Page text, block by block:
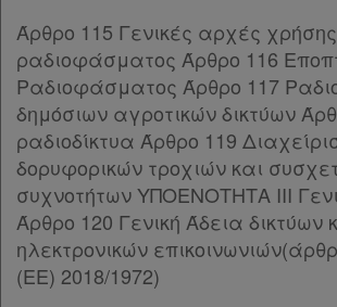
Παρ.2
Παρ.3
Παρ.4
Παρ.5
Παρ.6
Άρθρο 65
Άρθρο 66 [-]
Παρ.1
Παρ.2
Άρθρο 67
Άρθρο 115 Γενικές αρχές χρήσης
ραδιοφάσματος Άρθρο 116
Ραδιοφάσματος Άρθρο 117
δημόσιων αγροτικών δικτύων
ραδιοδίκτυα Άρθρο 119
δορυφορικών τροχιών και
συχνοτήτων ΥΠΟΕΝΟΤΗΤΑ IIΙ
Άρθρο 120 Γενική Άδεια δικτύων
ηλεκτρονικών
(ΕΕ) 2018/1972)